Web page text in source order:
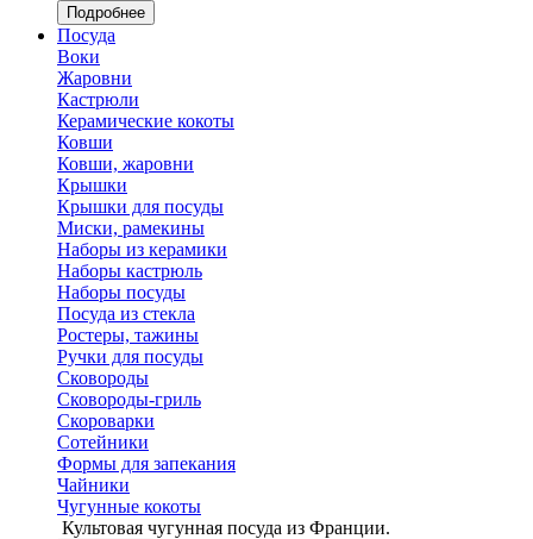
Подробнее
Посуда
Воки
Жаровни
Кастрюли
Керамические кокоты
Ковши
Ковши, жаровни
Крышки
Крышки для посуды
Миски, рамекины
Наборы из керамики
Наборы кастрюль
Наборы посуды
Посуда из стекла
Ростеры, тажины
Ручки для посуды
Сковороды
Сковороды-гриль
Скороварки
Сотейники
Формы для запекания
Чайники
Чугунные кокоты
Культовая чугунная посуда из Франции.